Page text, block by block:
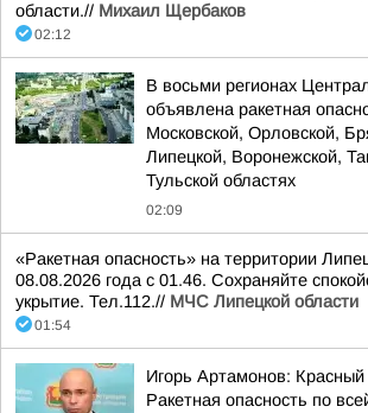
области.// Михаил Щербаков
02:12
В восьми регионах
объявлена ракетная
Московской, Орловской,
Липецкой, Воронежской,
Тульской областях
02:09
«Ракетная опасность» на территории
08.08.2026 года с 01.46. Сохраняйте
укрытие. Тел.112.// МЧС Липецкой области
01:54
Игорь Артамонов: Красный
Ракетная опасность по